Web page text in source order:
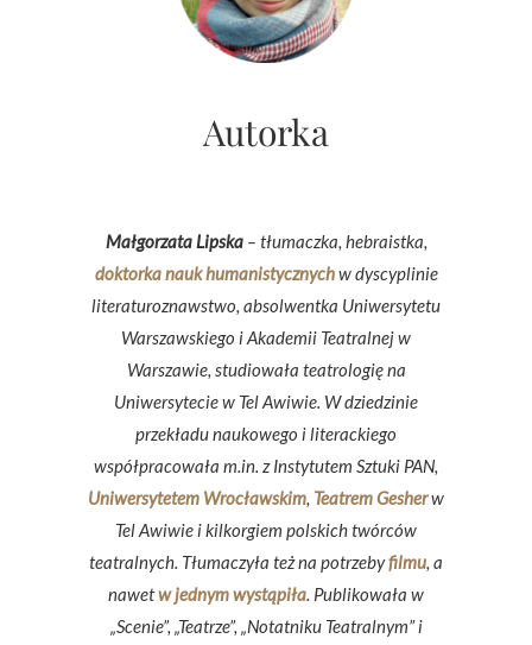
Autorka
Małgorzata Lipska– tłumaczka, hebraistka,
doktorka nauk humanistycznychw dyscyplinie
literaturoznawstwo, absolwentka Uniwersytetu
Warszawskiego i Akademii Teatralnej w
Warszawie, studiowała teatrologię na
Uniwersytecie w Tel Awiwie. W dziedzinie
przekładu naukowego i literackiego
współpracowała m.in. z Instytutem Sztuki PAN,
Uniwersytetem Wrocławskim, Teatrem Gesherw
Tel Awiwie i kilkorgiem polskich twórców
teatralnych. Tłumaczyła też na potrzebyfilmu, a
nawetw jednym wystąpiła. Publikowała w
„Scenie”, „Teatrze”, „Notatniku Teatralnym” i